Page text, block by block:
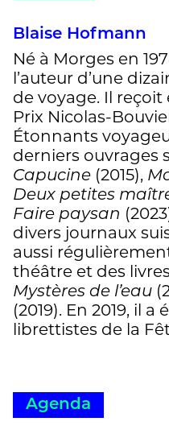
Blaise Hofmann
Né à Morges en
l’auteur d’une
de voyage. Il
Prix Nicolas-
Étonnants
derniers ouvrages
Capucine (2015),
Deux petites
Faire paysan
divers journaux
aussi
théâtre et des
Mystères de l’eau
(2019). En 2019, il a
librettistes de la
Agenda